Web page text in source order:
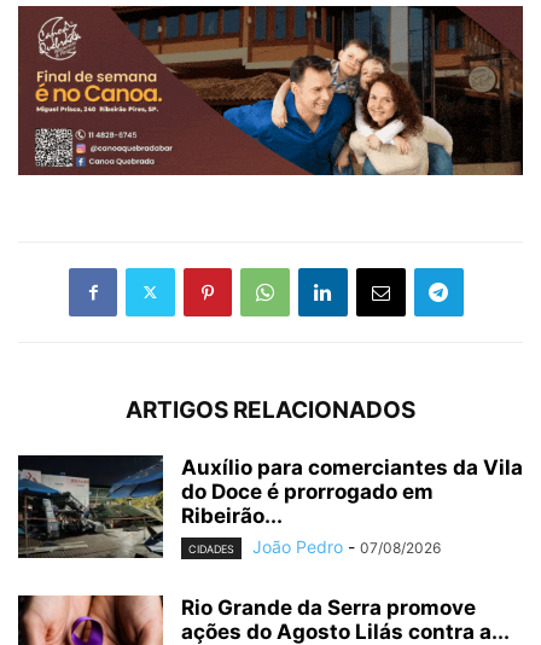
ARTIGOS RELACIONADOS
Auxílio para comerciantes da Vila
do Doce é prorrogado em
Ribeirão...
CIDADES João Pedro - 07/08/2026
Rio Grande da Serra promove
ações do Agosto Lilás contra a...